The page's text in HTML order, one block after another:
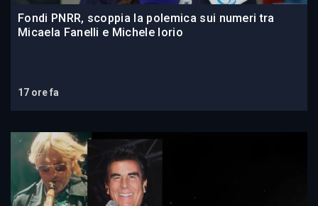
Fondi PNRR, scoppia la polemica sui numeri tra
Micaela Fanelli e Michele Iorio
17 ore fa